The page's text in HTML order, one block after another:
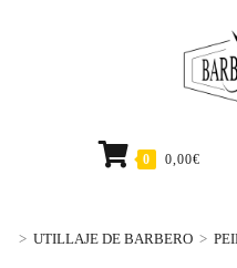
0 0,00€
> UTILLAJE DE BARBERO >